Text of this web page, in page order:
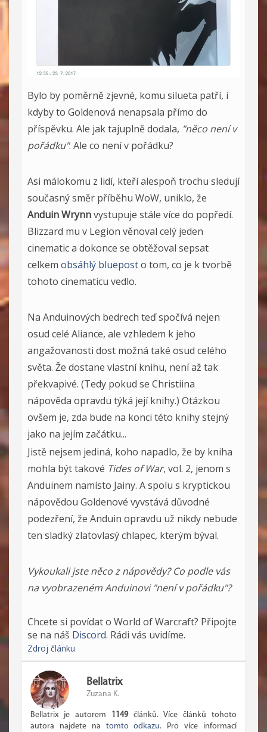
Bylo by poměrně zjevné, komu silueta patří, i
kdyby to Goldenová nenapsala přímo do
příspěvku. Ale jak tajuplně dodala, "něco není v
pořádku". Ale co není v pořádku?
Asi málokomu z lidí, kteří alespoň trochu sledují
současný směr příběhu WoW, uniklo, že
Anduin Wrynnvystupuje stále více do popředí.
Blizzard mu v Legion věnoval celý jeden
cinematic a dokonce se obtěžoval sepsat
celkem obsáhlý blueposto tom, co je k tvorbě
tohoto cinematicu vedlo.
Na Anduinových bedrech teď spočívá nejen
osud celé Aliance, ale vzhledem k jeho
angažovanosti dost možná také osud celého
světa. Že dostane vlastní knihu, není až tak
překvapivé. (Tedy pokud se Christiina
nápověda opravdu týká její knihy.) Otázkou
ovšem je, zda bude na konci této knihy stejný
jako na jejím začátku...
Jistě nejsem jediná, koho napadlo, že by kniha
mohla být takové Tides of War, vol. 2, jenom s
Anduinem namísto Jainy. A spolu s kryptickou
nápovědou Goldenové vyvstává důvodné
podezření, že Anduin opravdu už nikdy nebude
ten sladký zlatovlasý chlapec, kterým býval.
Vykoukali jste něco z nápovědy? Co podle vás
na vyobrazeném Anduinovi "není v pořádku"?
Chcete si povídat o World of Warcraft? Připojte
se na náš Discord. Rádi vás uvidíme.
Zdroj článku
Bellatrix
Zuzana K.
Bellatrix je autorem 1149článků. Více článků tohoto
autora najdete na tomto odkazu. Pro více informací